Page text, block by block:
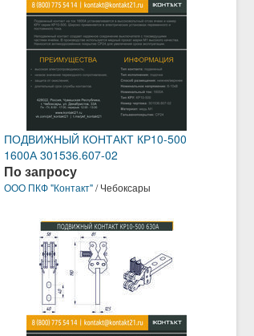
ПОДВИЖНЫЙ КОНТАКТ КР10-500
1600А 301536.607-02
По запросу
ООО ПКФ "Контакт"/ Чебоксары